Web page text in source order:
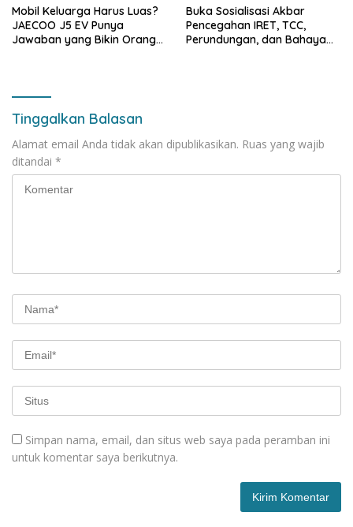
Mobil Keluarga Harus Luas?
JAECOO J5 EV Punya
Jawaban yang Bikin Orang
Buka Sosialisasi Akbar
Pencegahan IRET, TCC,
Perundungan, dan Bahaya
Tinggalkan Balasan
Alamat email Anda tidak akan dipublikasikan. Ruas yang wajib
ditandai *
Simpan nama, email, dan situs web saya pada peramban ini
untuk komentar saya berikutnya.